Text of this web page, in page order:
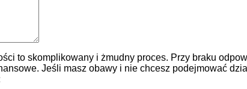
to skomplikowany i żmudny proces. Przy braku
Jeśli masz obawy i nie chcesz podejmować